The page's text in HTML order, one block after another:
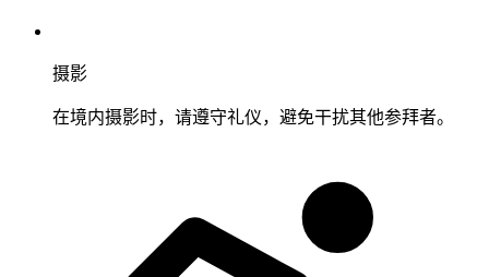
摄影
在境内摄影时，请遵守礼仪，避免干扰其他参拜者。